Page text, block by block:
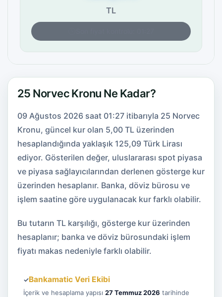
TL
25 Norvec Kronu Ne Kadar?
09 Ağustos 2026 saat 01:27 itibarıyla 25 Norvec
Kronu, güncel kur olan 5,00 TL üzerinden
hesaplandığında yaklaşık 125,09 Türk Lirası
ediyor. Gösterilen değer, uluslararası spot piyasa
ve piyasa sağlayıcılarından derlenen gösterge kur
üzerinden hesaplanır. Banka, döviz bürosu ve
işlem saatine göre uygulanacak kur farklı olabilir.
Bu tutarın TL karşılığı, gösterge kur üzerinden
hesaplanır; banka ve döviz bürosundaki işlem
fiyatı makas nedeniyle farklı olabilir.
✓Bankamatic Veri Ekibi
İçerik ve hesaplama yapısı 27 Temmuz 2026 tarihinde